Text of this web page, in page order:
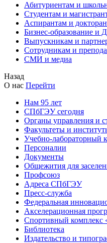
Абитуриентам и
Студентам и
Аспирантам и
Бизнес-образование и
Выпускникам и
Сотрудникам и
СМИ и медиа
Назад
О нас Перейти
Нам 95 лет
СПбГЭУ сегодня
Органы управления и
Факультеты и
Учебно-лабораторный
Персоналии
Документы
Общежития для
Профсоюз
Адреса СПбГЭУ
Пресс-служба
Федеральная
Акселерационная
Спортивный комплекс
Библиотека
Издательство и